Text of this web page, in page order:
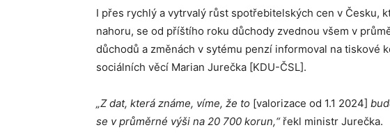
I přes rychlý a vytrvalý růst spotřebitelských cen v Česku,
nahoru, se od příštího roku důchody zvednou všem v
důchodů a změnách v sytému penzí informoval na tiskové
sociálních věcí Marian Jurečka [KDU-ČSL].
„Z dat, která známe, víme, že to [valorizace od 1.1 2024]
se v průměrné výši na 20 700 korun,“ řekl ministr Jurečka.